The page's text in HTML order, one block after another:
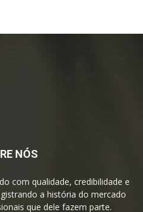
NÓS
com qualidade, credibilidade e
a história do mercado
que dele fazem parte.